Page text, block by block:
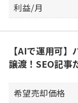
利益/月
【AIで運用可
譲渡！SEO記事
希望売却価格